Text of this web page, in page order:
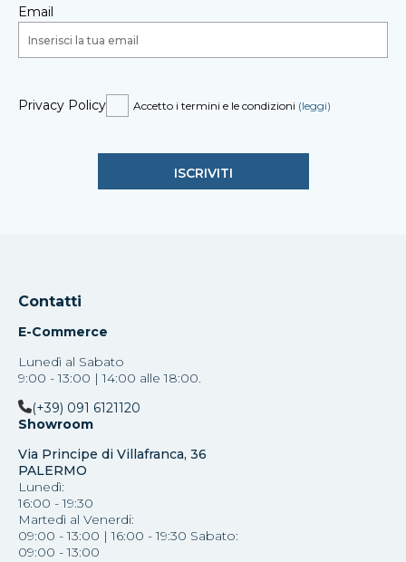
Email
Privacy Policy Accetto i termini e le condizioni (leggi)
Contatti
E-Commerce
Lunedì al Sabato
9:00 - 13:00 | 14:00 alle 18:00.
(+39) 091 6121120
Showroom
Via Principe di Villafranca, 36
PALERMO
Lunedì:
16:00 - 19:30
Martedì al Venerdi:
09:00 - 13:00 | 16:00 - 19:30 Sabato:
09:00 - 13:00